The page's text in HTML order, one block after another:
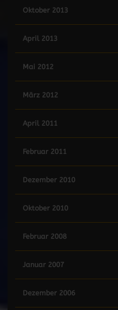
Oktober 2013
April 2013
Mai 2012
März 2012
April 2011
Februar 2011
Dezember 2010
Oktober 2010
Februar 2008
Januar 2007
Dezember 2006